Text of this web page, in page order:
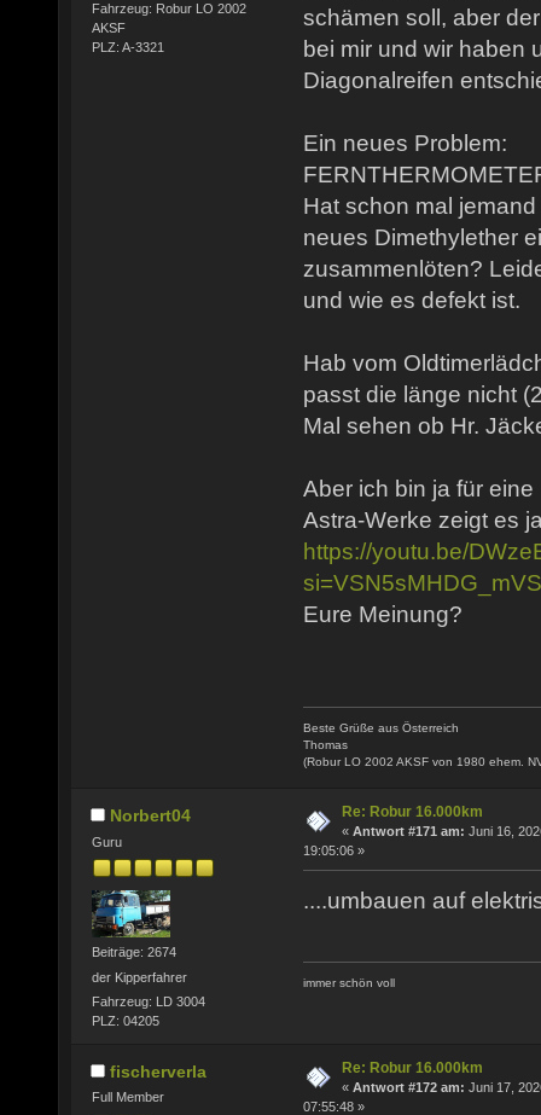
Fahrzeug: Robur LO 2002
AKSF
PLZ: A-3321
schämen soll, aber
bei mir und wir haben
Diagonalreifen
Ein neues Problem:
Hat schon mal
neues Dimethylether
zusammenlöten?
und wie es defekt ist.
Hab vom
passt die länge nicht
Mal sehen ob Hr.
Aber ich bin ja für
Astra-Werke zeigt es
https://youtu.be/
Eure Meinung?
Beste Grüße aus Österreich
Thomas
(Robur LO 2002 AKSF von 1980 ehem.
Norbert04
Guru
Beiträge: 2674
der Kipperfahrer
Fahrzeug: LD 3004
PLZ: 04205
Re: Robur 16.000km
« Antwort #171 am: Juni 16,
19:05:06 »
....umbauen auf
immer schön voll
fischerverla
Full Member
Re: Robur 16.000km
« Antwort #172 am: Juni 17,
07:55:48 »